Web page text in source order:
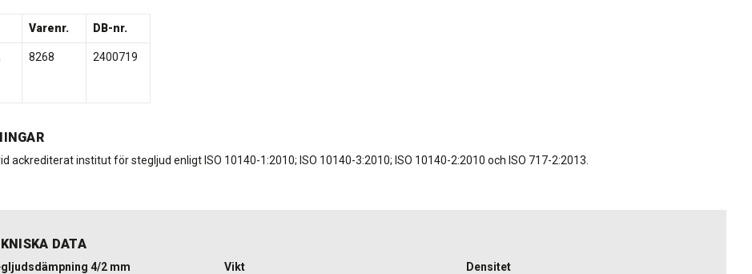
Varenr. DB-nr.
8268 2400719
ackrediterat institut för stegljud enligt ISO 10140-1:2010; ISO 10140-3:2010; ISO 10140-2:2010 och ISO 717-2:2013.
DATA
4/2 mm
Vikt
Densitet